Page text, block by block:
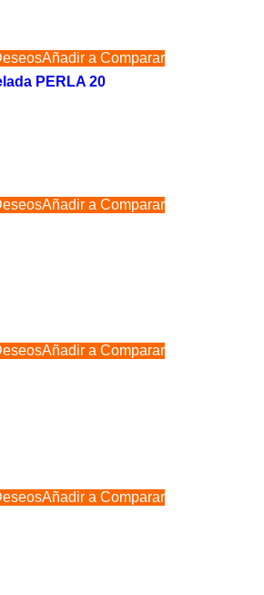
Añadir a Comparar
PERLA 20
Añadir a Comparar
Añadir a Comparar
Añadir a Comparar